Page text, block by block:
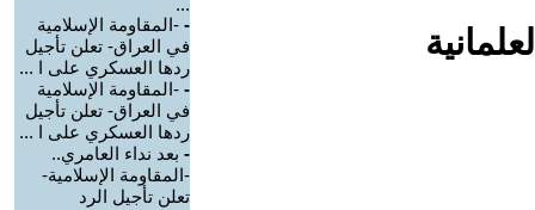
...
- -المقاومة الإسلامية
في العراق- تعلن تأجيل
ردها العسكري على ا ...
- -المقاومة الإسلامية
في العراق- تعلن تأجيل
ردها العسكري على ا ...
- بعد نداء العامري..
-المقاومة الإسلامية-
تعلن تأجيل الرد